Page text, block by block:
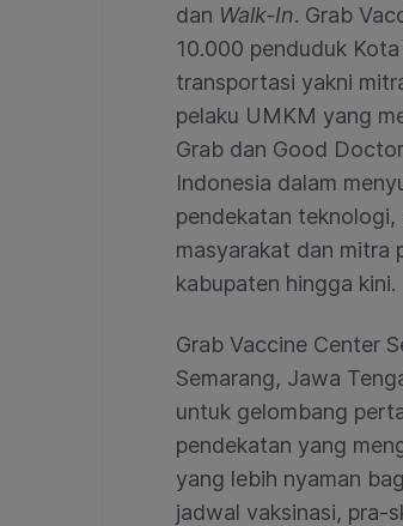
dan Walk-In. Grab
10.000 penduduk
transportasi yakni
pelaku UMKM yang
Grab dan Good
Indonesia dalam
pendekatan
masyarakat dan mitra
kabupaten hingga kini.
Grab Vaccine Center
Semarang, Jawa
untuk gelombang
pendekatan yang
yang lebih nyaman
jadwal vaksinasi, pra-